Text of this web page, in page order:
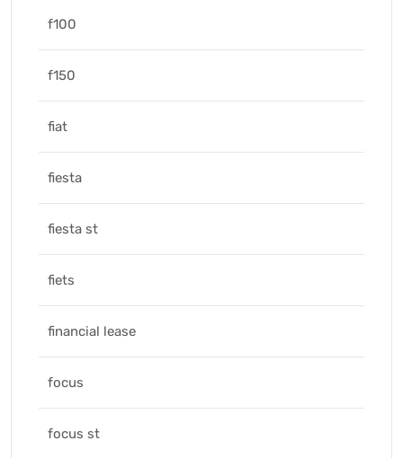
f100
f150
fiat
fiesta
fiesta st
fiets
financial lease
focus
focus st